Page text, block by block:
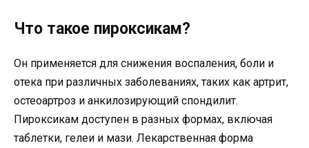
Что такое пироксикам?
Он применяется для снижения воспаления, боли и
отека при различных заболеваниях, таких как артрит,
остеоартроз и анкилозирующий спондилит.
Пироксикам доступен в разных формах, включая
таблетки, гелеи и мази. Лекарственная форма